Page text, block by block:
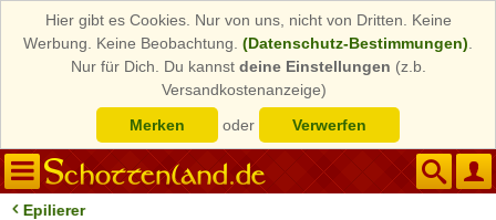
Hier gibt es Cookies. Nur von uns, nicht von Dritten. Keine
Werbung. Keine Beobachtung. (Datenschutz-Bestimmungen)
Nur für Dich. Du kannst deine Einstellungen (z.b.
Versandkostenanzeige)
Merken
oder Verwerfen
Epilierer